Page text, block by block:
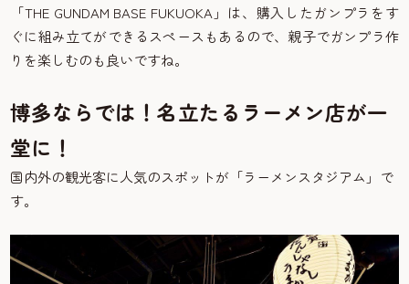
「THE GUNDAM BASE FUKUOKA」は、購入したガンプラをす
ぐに組み立てができるスペースもあるので、親子でガンプラ作
りを楽しむのも良いですね。
博多ならでは！名立たるラーメン店が一
堂に！
国内外の観光客に人気のスポットが「ラーメンスタジアム」で
す。